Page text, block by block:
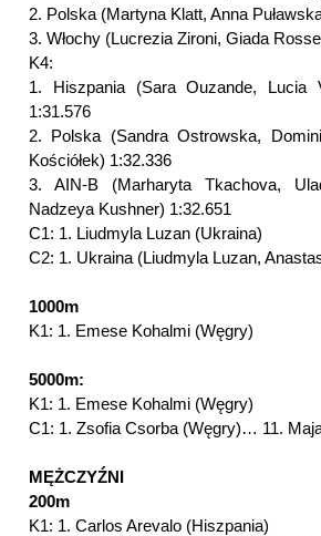
2. Polska (Martyna Klatt, Anna
3. Włochy (Lucrezia Zironi, Giada
K4:
1. Hiszpania (Sara Ouzande, Lucia
1:31.576
2. Polska (Sandra Ostrowska,
Kościółek) 1:32.336
3. AIN-B (Marharyta Tkachova,
Nadzeya Kushner) 1:32.651
C1: 1. Liudmyla Luzan (Ukraina)
C2: 1. Ukraina (Liudmyla Luzan,
1000m
K1: 1. Emese Kohalmi (Węgry)
5000m:
K1: 1. Emese Kohalmi (Węgry)
C1: 1. Zsofia Csorba (Węgry)… 11.
MĘŻCZYŹNI
200m
K1: 1. Carlos Arevalo (Hiszpania)